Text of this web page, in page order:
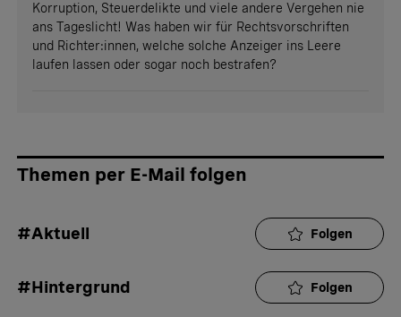
Korruption, Steuerdelikte und viele andere Vergehen nie
ans Tageslicht! Was haben wir für Rechtsvorschriften
und Richter:innen, welche solche Anzeiger ins Leere
laufen lassen oder sogar noch bestrafen?
Themen per E-Mail folgen
#Aktuell Folgen
#Hintergrund Folgen